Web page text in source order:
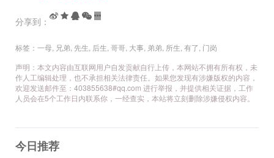
分享到：
标签： 一母 兄弟 先生 后生 哥哥 大事 弟弟 所生 有了 门岗
声明：本文内容由互联网用户自发贡献自行上传，本网站不拥有所有权，未
作人工编辑处理，也不承担相关法律责任。如果您发现有涉嫌版权的内容，
欢迎发送邮件至：403855638#qq.com 进行举报，并提供相关证据，工作
人员会在5个工作日内联系你，一经查实，本站将立刻删除涉嫌侵权内容。
今日推荐